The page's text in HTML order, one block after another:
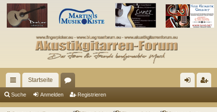
ch
ne
Startseite
en m ist
Suche Anmelden Registrieren